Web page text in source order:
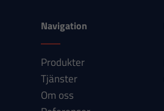
Navigation
Produkter
Tjänster
Om oss